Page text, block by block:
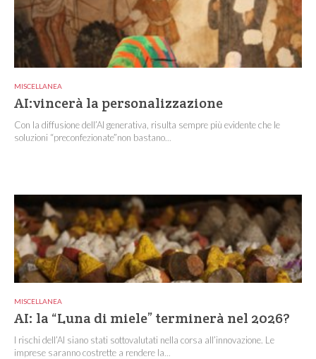
MISCELLANEA
AI:vincerà la personalizzazione
Con la diffusione dell’AI generativa, risulta sempre più evidente che le
soluzioni “preconfezionate”non bastano...
MISCELLANEA
AI: la “Luna di miele” terminerà nel 2026?
I rischi dell’AI siano stati sottovalutati nella corsa all’innovazione. Le
imprese saranno costrette a rendere la...